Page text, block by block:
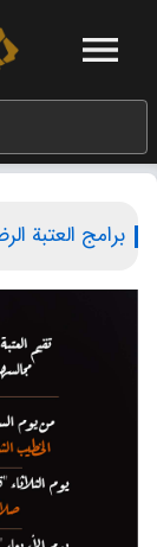
برامج العتبة